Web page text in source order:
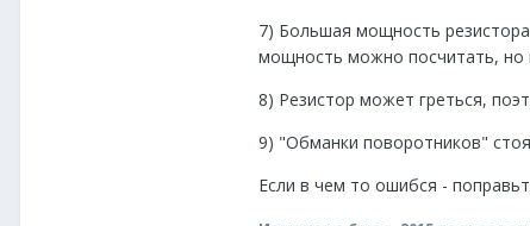
7) Большая мощность
мощность можно посчитать, но
8) Резистор может греться,
9) "Обманки поворотников"
Если в чем то ошибся -